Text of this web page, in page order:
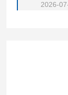
2026-